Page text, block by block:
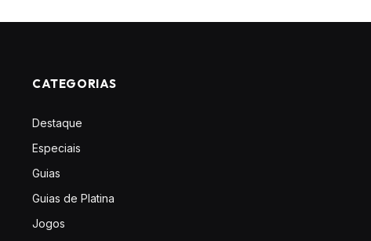
CATEGORIAS
Destaque
Especiais
Guias
Guias de Platina
Jogos